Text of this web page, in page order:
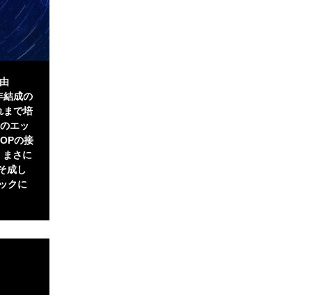
成の
まで培
エッ
の接
まさに
成し
クに